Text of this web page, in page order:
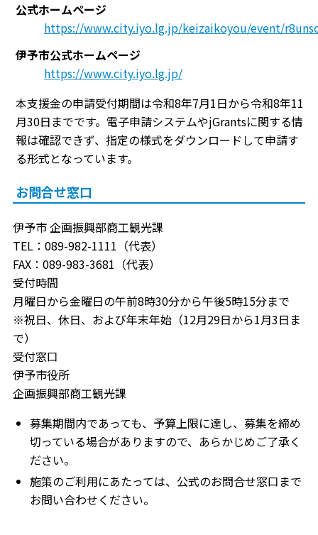
公式ホームページ
https://www.city.iyo.lg.jp/keizaikoyou/event/
伊予市公式ホームページ
https://www.city.iyo.lg.jp/
本支援金の申請受付期間は令和8年7月1日から令和8年11
月30日までです。電子申請システムやjGrantsに関する情
報は確認できず、指定の様式をダウンロードして申請す
る形式となっています。
お問合せ窓口
伊予市 企画振興部商工観光課
TEL：089-982-1111（代表）
FAX：089-983-3681（代表）
受付時間
月曜日から金曜日の午前8時30分から午後5時15分まで
※祝日、休日、および年末年始（12月29日から1月3日ま
で）
受付窓口
伊予市役所
企画振興部商工観光課
募集期間内であっても、予算上限に達し、募集を締め
切っている場合がありますので、あらかじめご了承く
ださい。
施策のご利用にあたっては、公式のお問合せ窓口まで
お問い合わせください。